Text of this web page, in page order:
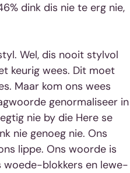
dink dis nie te erg nie,
Wel, dis nooit stylvol
keurig wees. Dit moet
Maar kom ons wees
genormaliseer in
nie by die Here se
nie genoeg nie. Ons
lippe. Ons woorde is
woede-blokkers en lewe-